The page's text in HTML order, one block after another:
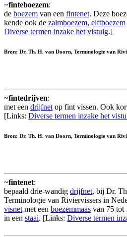
~finteboezem:
de boezem van een fintenet. Deze
kende ook de zalmboezem, elftboezem
Diverse termen inzake het vistuig.]
Bron: Dr. Th. H. van Doorn, Terminologie van
~fintedrijven:
met een drijfnet op fint vissen. Ook
[Links: Diverse termen inzake het
Bron: Dr. Th. H. van Doorn, Terminologie van
~fintenet:
bepaald drie-wandig drijfnet, bij Dr.
Terminologie van Riviervissers in
visnet met een boezemmaas van 75 tot
in een staai. [Links: Diverse termen